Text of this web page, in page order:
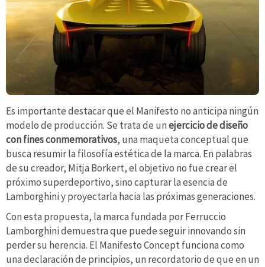
Es importante destacar que el Manifesto no anticipa ningún
modelo de producción. Se trata de unejercicio de diseño
con fines conmemorativos, una maqueta conceptual que
busca resumir la filosofía estética de la marca. En palabras
de su creador, Mitja Borkert, el objetivo no fue crear el
próximo superdeportivo, sino capturar la esencia de
Lamborghini y proyectarla hacia las próximas generaciones.
Con esta propuesta, la marca fundada por Ferruccio
Lamborghini demuestra que puede seguir innovando sin
perder su herencia. El Manifesto Concept funciona como
una declaración de principios, un recordatorio de que en un